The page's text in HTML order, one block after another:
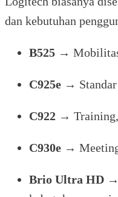
dan kebutuhan
B525 →
C925e →
C922 → Training,
C930e →
Brio Ultra HD